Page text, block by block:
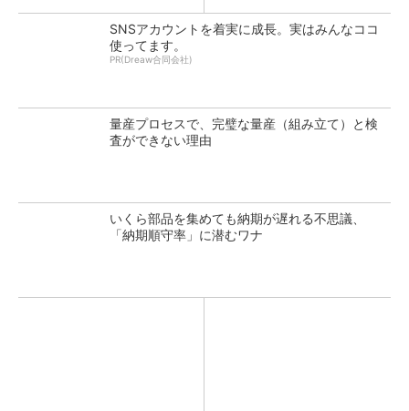
SNSアカウントを着実に成長。実はみんなココ
使ってます。
PR(Dreaw合同会社)
量産プロセスで、完璧な量産（組み立て）と検
査ができない理由
いくら部品を集めても納期が遅れる不思議、
「納期順守率」に潜むワナ